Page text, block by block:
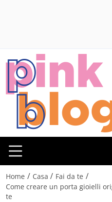
Home / Casa / Fai da te /
Come creare un porta gioielli
te